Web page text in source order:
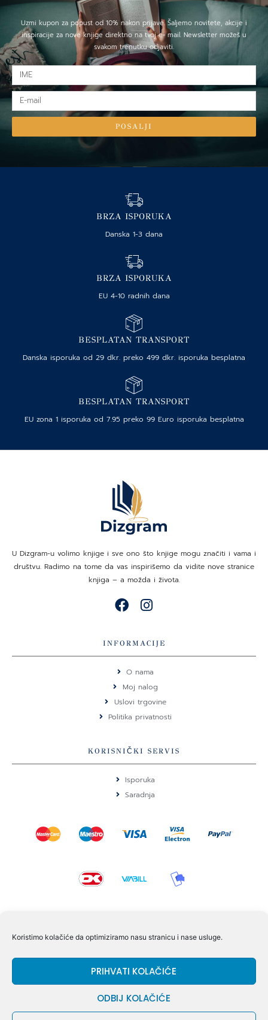
Koristimo kolačiće da optimiziramo nasu stranicu i nase usluge.
PRIHVATI KOLAČIĆE
ODBIJ KOLAČIĆE
Uzmi kupon za popust od 10% nakon prijave. Šaljemo novitete, akcije i
inspiracije za nove knjige direktno na tvoj e- mail. Newsletter možeš u
svakom trenutku odjaviti.
IME
E-
mail
POSALJI
BRZA ISPORUKA
Danska 1-3 dana
BRZA ISPORUKA
EU 4-10 radnih dana
BESPLATAN TRANSPORT
Danska isporuka od 29 dkr. preko 499 dkr. isporuka besplatna
BESPLATAN TRANSPORT
EU zona 1 isporuka od 7.95 preko 99 Euro isporuka besplatna
U Dizgram-u volimo knjige i sve ono što knjige mogu značiti i vama i
društvu. Radimo na tome da vas inspirišemo da vidite nove stranice
knjiga – a možda i života.
F
e
b
o
o
k
I
t
a
g
r
a
m
INFORMACIJE
O nama
Moj nalog
Uslovi trgovine
Politika privatnosti
KORISNIČKI SERVIS
Isporuka
Saradnja
Volmersvej 11 6000 Kolding Danska
+45 60609846
CVR Nr. 42779997